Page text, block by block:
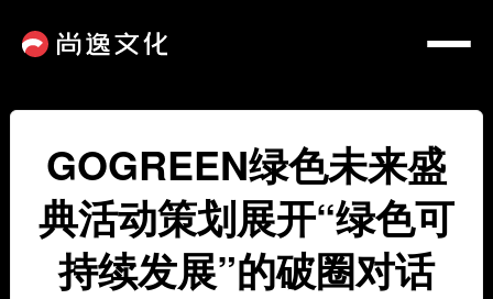
GOGREEN绿色未来盛
典活动策划展开“绿色可
持续发展”的破圈对话